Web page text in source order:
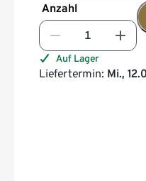
Anzahl
Auf Lager
Liefertermin: Mi.,